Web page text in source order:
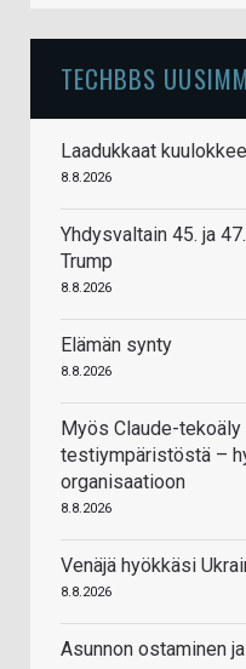
TECHBBS
Laadukkaat
8.8.2026
Yhdysvaltain 45. ja
Trump
8.8.2026
Elämän synty
8.8.2026
Myös Claude-
testiympäristöstä –
organisaatioon
8.8.2026
Venäjä hyökkäsi
8.8.2026
Asunnon ostaminen